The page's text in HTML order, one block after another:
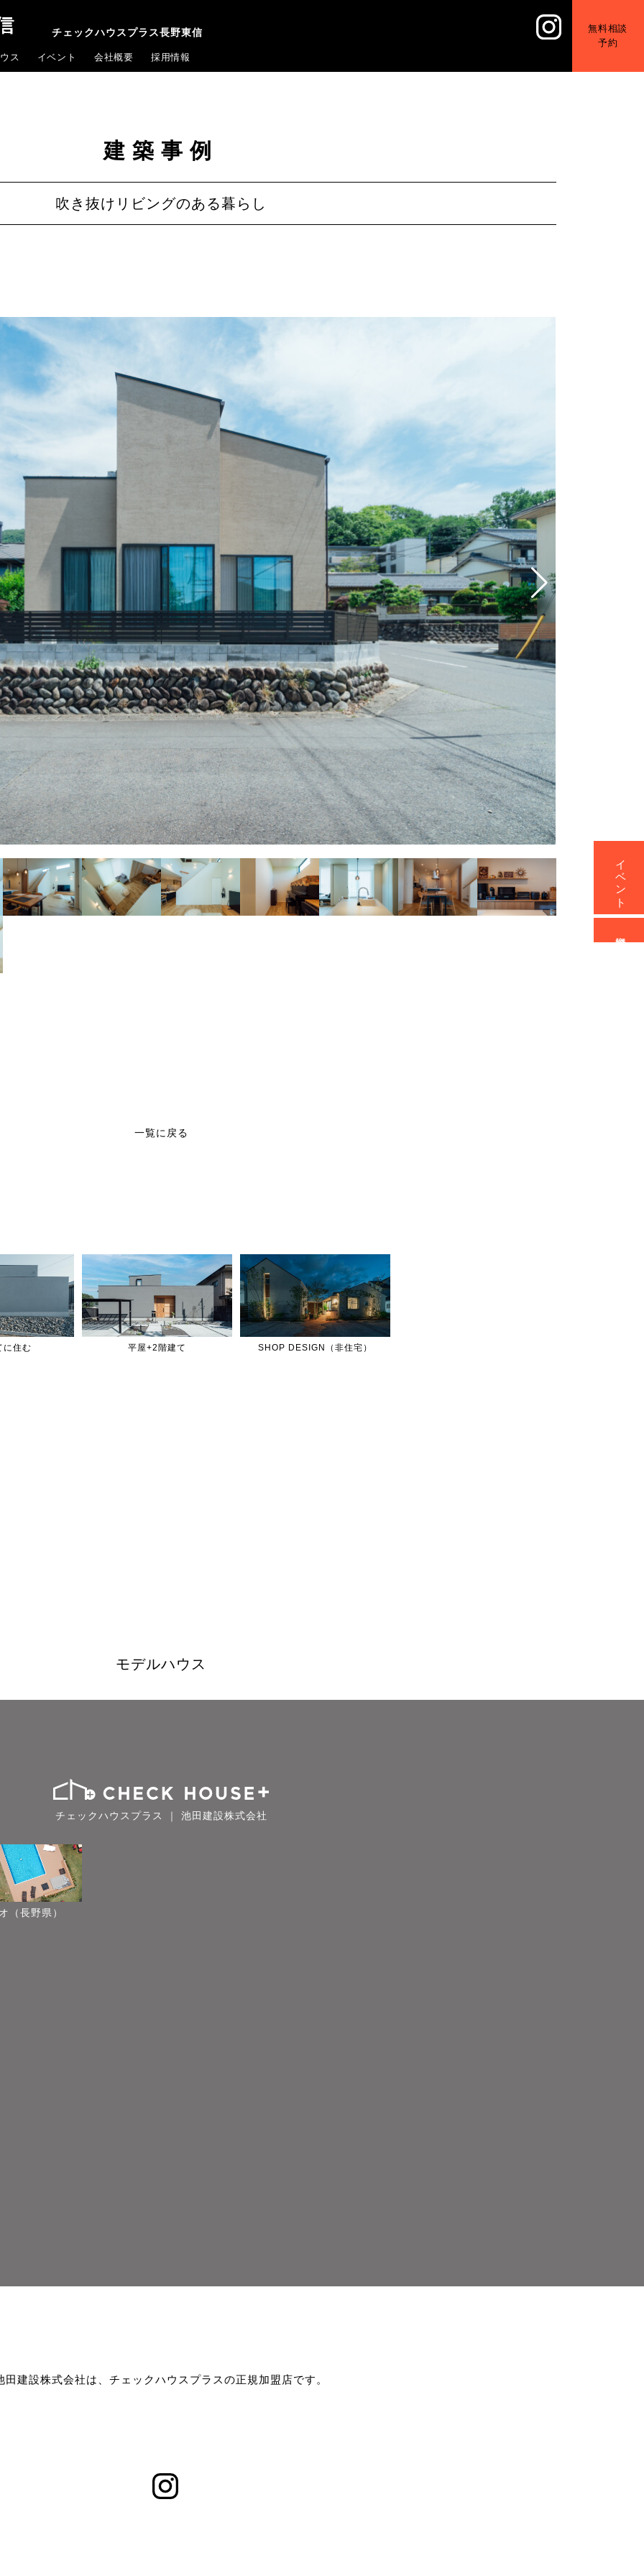
チェックハウスプラス長野東信
ス イベント 会社概要 採用情報
無料相談
予約
建築事例
吹き抜けリビングのある暮らし
一覧に戻る
に住む 平屋+2階建て SHOP DESIGN（非住宅）
モデルハウス
チェックハウスプラス ｜ 池田建設株式会社
（長野県）
田建設株式会社は、チェックハウスプラスの正規加盟店です。
イベント